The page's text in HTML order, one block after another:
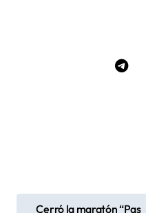
Cerró la maratón “Pas